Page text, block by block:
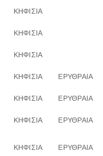
ΚΗΦΙΣΙΑ
ΚΗΦΙΣΙΑ
ΚΗΦΙΣΙΑ
ΚΗΦΙΣΙΑ ΕΡΥΘΡΑΙΑ
ΚΗΦΙΣΙΑ ΕΡΥΘΡΑΙΑ
ΚΗΦΙΣΙΑ ΕΡΥΘΡΑΙΑ
ΚΗΦΙΣΙΑ ΕΡΥΘΡΑΙΑ